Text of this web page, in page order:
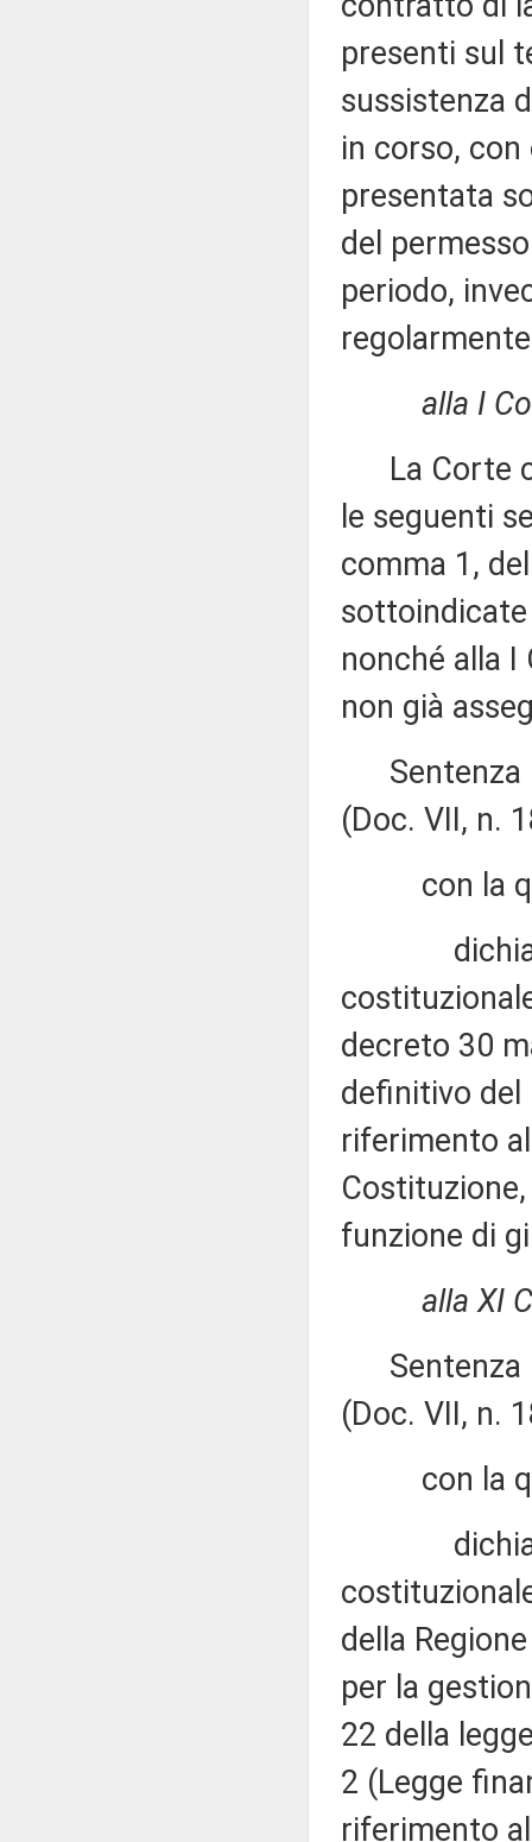
presenti sul
sussistenza
in corso,
presentata
del
periodo,
alla I
La Corte
le seguenti
comma 1,
nonché alla
non già
Sentenza
(Doc. VII, n.
con la
dichiara
decreto 30
definitivo del
riferimento
funzione di
alla XI
Sentenza
(Doc. VII, n.
con la
dichiara
della
per la
22 della
2 (Legge
riferimento